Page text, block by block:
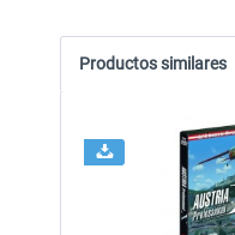
Productos similares